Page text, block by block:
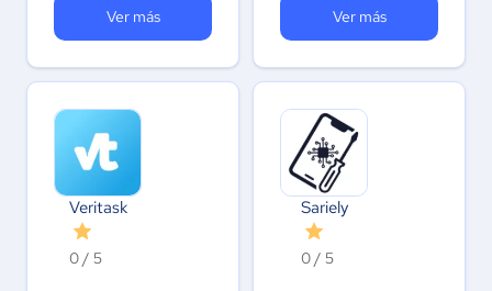
Ver más Ver más
Veritask
0 / 5
Sariely
0 / 5